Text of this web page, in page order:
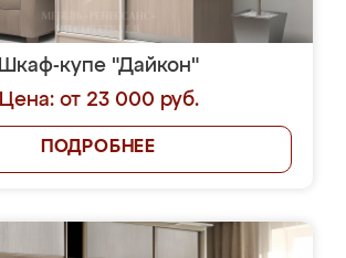
Шкаф-купе "Дайкон"
Цена: от 23 000 руб.
ПОДРОБНЕЕ